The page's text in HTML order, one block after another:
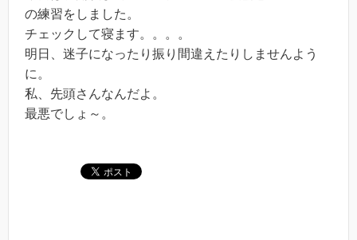
の練習をしました。
チェックして寝ます。。。。
明日、迷子になったり振り間違えたりしませんよう
に。
私、先頭さんなんだよ。
最悪でしょ～。